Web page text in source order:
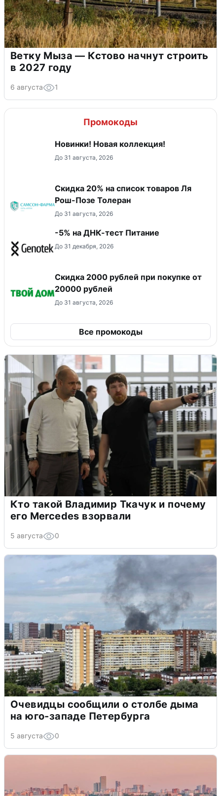
Ветку Мыза — Кстово начнут строить
в 2027 году
6 августа 1
Промокоды
Новинки! Новая коллекция!
До 31 августа, 2026
Скидка 20% на список товаров Ля
Рош-Позе Толеран
До 31 августа, 2026
-5% на ДНК-тест Питание
До 31 декабря, 2026
Скидка 2000 рублей при покупке от
20000 рублей
До 31 августа, 2026
Все промокоды
Кто такой Владимир Ткачук и почему
его Mercedes взорвали
5 августа 0
Очевидцы сообщили о столбе дыма
на юго-западе Петербурга
5 августа 0